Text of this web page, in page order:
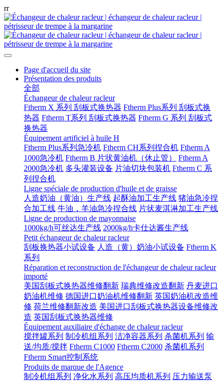
rr
Page d'accueil du site
Présentation des produits
全部
Échangeur de chaleur racleur
Ftherm X 系列 刮板式换热器 Ftherm Plus系列 刮板式换
热器 Ftherm T系列 刮板式换热器 Ftherm G 系列 刮板式
换热器
Équipement artificiel à huile H
Ftherm Plus系列急冷机 Ftherm CH系列捏合机 Ftherm A
1000急冷机 Ftherm B 片状黄油机（休止管）
Ftherm A
2000急冷机 多头灌装设备 片油切块包装机 Ftherm C 系
列捏合机
Ligne spéciale de production d'huile et de graisse
人造奶油（黄油）生产线 起酥油加工生产线 猪油急冷捏
合加工线 牛油，羊油急冷捏合线 片状麦淇淋加工生产线
Ligne de production de mayonnaise
1000kg/h可丝达生产线 2000kg/h卡仕达酱生产线
Petit échangeur de chaleur racleur
刮板换热器小试设备 人造（黄）奶油小试设备 Ftherm K
系列
Réparation et reconstruction de l'échangeur de chaleur racleur
importé
美国刮板式换热器维修翻新 瑞典维修改造翻新 丹麦进口
奶油机维修 德国进口奶油机维修翻新 英国奶油机改造维
修 荷兰维修翻新改造 美国进口刮板式换热器设备维修改
造 英国刮板式换热器维修
Équipement auxiliaire d'échange de chaleur racleur
搅拌罐系列 制冷机组系列 洁净容器系列 杀菌机系列 输
送/均质/搅拌 Ftherm C1000 Ftherm C2000 杀菌机系列
Ftherm Smart控制系统
Produits de marque de l'Agence
制冷机组系列 净化水系列 高压均质机系列 压力输送泵